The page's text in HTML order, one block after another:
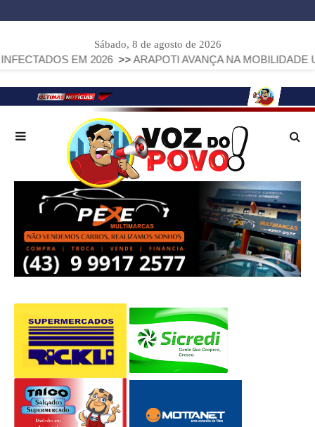
Sábado, 8 de agosto de 2026
EM 2026 >>ARAPOTI AVANÇA NA MOBILIDADE URBANA